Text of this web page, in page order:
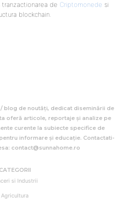
de Criptomonede si
blockchain.
blog de noutăți, dedicat diseminării de
oferă articole, reportaje și analize pe
curente la subiecte specifice de
informare și educație. Contactati-
contact@sunnahome.ro
CATEGORII
si Industrii
Agricultura